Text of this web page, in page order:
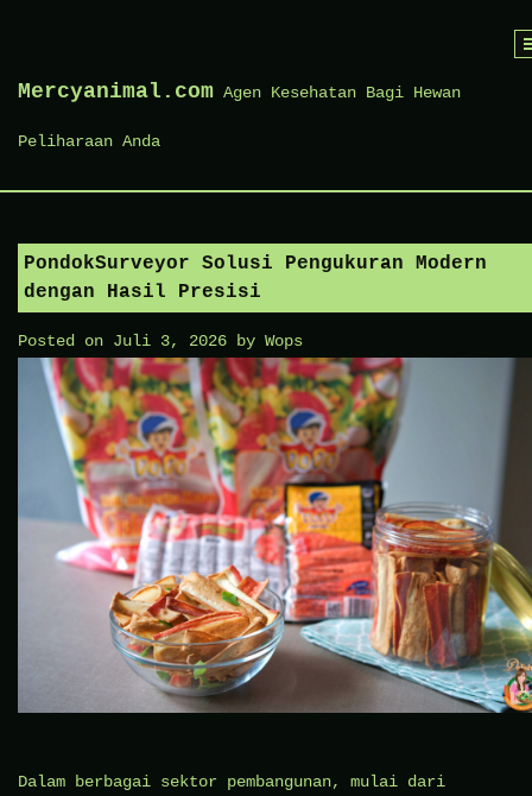
Mercyanimal.com Agen Kesehatan Bagi Hewan
Peliharaan Anda
PondokSurveyor Solusi Pengukuran Modern
dengan Hasil Presisi
Posted on Juli 3, 2026 by Wops
Dalam berbagai sektor pembangunan, mulai dari